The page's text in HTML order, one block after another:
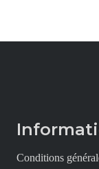
Conditions